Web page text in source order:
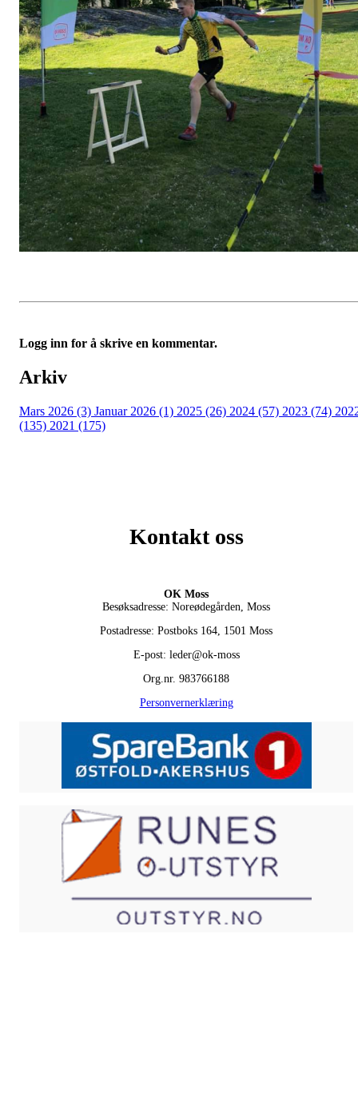
Logg inn for å skrive en kommentar.
Arkiv
Mars 2026 (3) Januar 2026 (1) 2025 (26) 2024 (57) 2023 (74)
(135) 2021 (175)
Kontakt oss
OK Moss
Besøksadresse: Noreødegården, Moss
Postadresse: Postboks 164, 1501 Moss
E-post: leder@ok-moss
Org.nr. 983766188
Personvernerklæring